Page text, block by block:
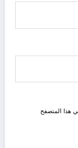
هذا المتصفح